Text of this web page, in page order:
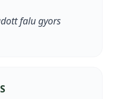
falu gyors